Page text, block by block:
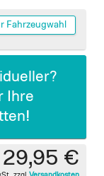
Fahrzeugwahl
Ihre
29,95 €